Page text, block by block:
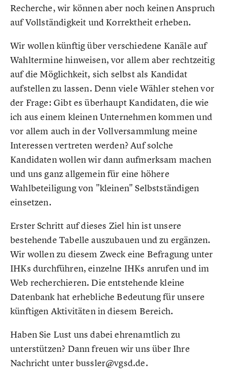
Recherche, wir können aber noch keinen Anspruch
auf Vollständigkeit und Korrektheit erheben.
Wir wollen künftig über verschiedene Kanäle auf
Wahltermine hinweisen, vor allem aber rechtzeitig
auf die Möglichkeit, sich selbst als Kandidat
aufstellen zu lassen. Denn viele Wähler stehen vor
der Frage: Gibt es überhaupt Kandidaten, die wie
ich aus einem kleinen Unternehmen kommen und
vor allem auch in der Vollversammlung meine
Interessen vertreten werden? Auf solche
Kandidaten wollen wir dann aufmerksam machen
und uns ganz allgemein für eine höhere
Wahlbeteiligung von "kleinen" Selbstständigen
einsetzen.
Erster Schritt auf dieses Ziel hin ist unsere
bestehende Tabelle auszubauen und zu ergänzen.
Wir wollen zu diesem Zweck eine Befragung unter
IHKs durchführen, einzelne IHKs anrufen und im
Web recherchieren. Die entstehende kleine
Datenbank hat erhebliche Bedeutung für unsere
künftigen Aktivitäten in diesem Bereich.
Haben Sie Lust uns dabei ehrenamtlich zu
unterstützen? Dann freuen wir uns über Ihre
Nachricht unter bussler@vgsd.de.